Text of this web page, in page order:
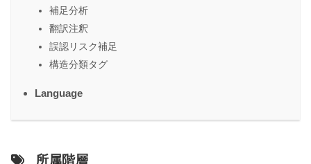
補足分析
翻訳注釈
誤認リスク補足
構造分類タグ
Language
所属階層